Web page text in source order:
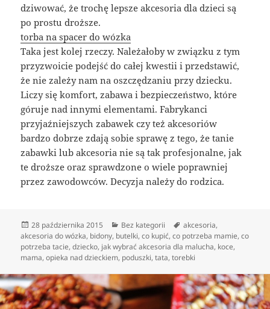
dziwować, że trochę lepsze akcesoria dla dzieci są
po prostu droższe.
torba na spacer do wózka
Taka jest kolej rzeczy. Należałoby w związku z tym
przyzwoicie podejść do całej kwestii i przedstawić,
że nie zależy nam na oszczędzaniu przy dziecku.
Liczy się komfort, zabawa i bezpieczeństwo, które
góruje nad innymi elementami. Fabrykanci
przyjaźniejszych zabawek czy też akcesoriów
bardzo dobrze zdają sobie sprawę z tego, że tanie
zabawki lub akcesoria nie są tak profesjonalne, jak
te droższe oraz sprawdzone o wiele poprawniej
przez zawodowców. Decyzja należy do rodzica.
Data
publikacji
28 października 2015 Kategorie
Bez kategorii Tagi
akcesoria,
akcesoria do wózka, bidony, butelki,co kupić,co potrzeba mamie,co
potrzeba tacie,dziecko, jak wybrać akcesoria dla malucha, koce,
mama,opieka nad dzieckiem, poduszki,tata,torebki